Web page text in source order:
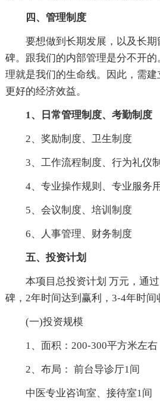
四、管理制度
要想做到长期发展，以及长期
碑。跟我们的内部管理是分不开
理就是我们的生命线。因此，需建
更好的经济效益。
1、日常管理制度、考勤制度
2、奖励制度、卫生制度
3、工作流程制度、行为礼仪
4、专业操作规则、专业服务
5、会议制度、培训制度
6、人事管理、财务制度
五、投资计划
本项目总投资计划 万元，通
碑，2年时间达到赢利，3-4年时间
(一)投资规模
1、面积：200-300平方米左右
2、布局： 前台导诊厅1间
中医专业咨询室、接待室1间